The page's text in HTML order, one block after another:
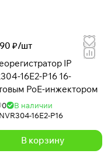
₽/шт
IP
16E2-P16 16-
PoE-инжектором
0
В наличии
NVR304-16E2-P16
В корзину